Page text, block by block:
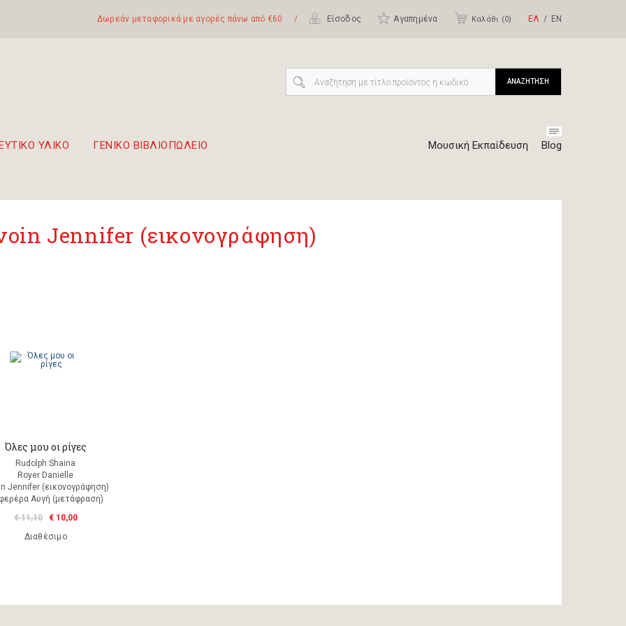
Δωρεάν μεταφορικά με αγορές πάνω από €60 / Είσοδος Αγαπημένα Καλάθι (0) ΕΛ ΕΝ
ΥΛΙΚΟ ΓΕΝΙΚΟ ΒΙΒΛΙΟΠΩΛΕΙΟ Μουσική Εκπαίδευση Blog
ΑΝΑΖΗΤΗΣΗ
Jennifer (εικονογράφηση)
Όλες μου οι ρίγες
Rudolph Shaina
Royer Danielle
Jennifer (εικονογράφηση)
Αυγή (μετάφραση)
€ 11,10
€ 10,00
Διαθέσιμο